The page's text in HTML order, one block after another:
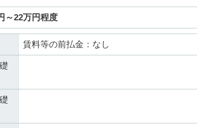
～22万円程度
賃料等の前払金：なし